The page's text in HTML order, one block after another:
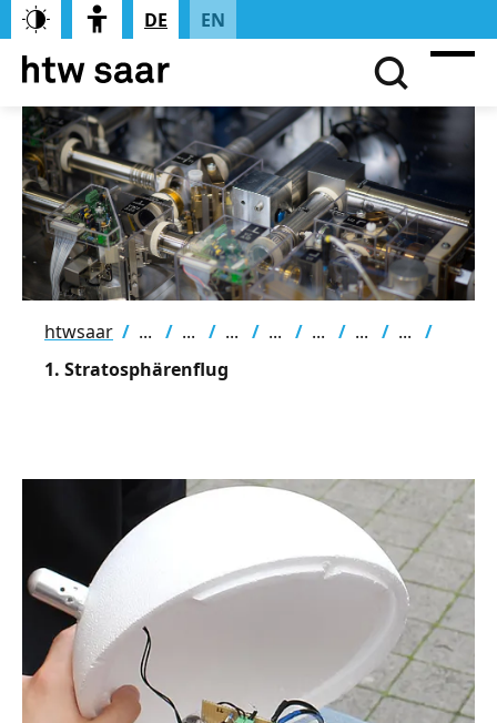
DE EN
htwsaar
1. Stratosphärenflug